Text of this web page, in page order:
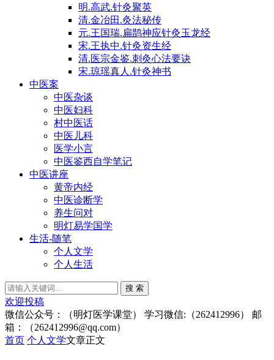
明.高武.针灸聚英
清.金冶田.灸法秘传
元.王国瑞.扁鹊神应针灸玉龙经
宋.王执中.针灸资生经
清.医宗金鉴.刺灸心法要诀
宋.琼瑶真人.针灸神书
中医案
中医杂谈
中医妇科
村中医话
中医儿科
医学小言
中医鉴西自学笔记
中医讲座
黄帝内经
中医诊断学
养生问对
明灯易学国学
生活-随笔
个人文学
个人生活
搜 索
欢迎投稿
微信公众号：（明灯医学课堂） 学习微信:（262412996） 邮
箱：（262412996@qq.com）
首页 个人文学文章正文